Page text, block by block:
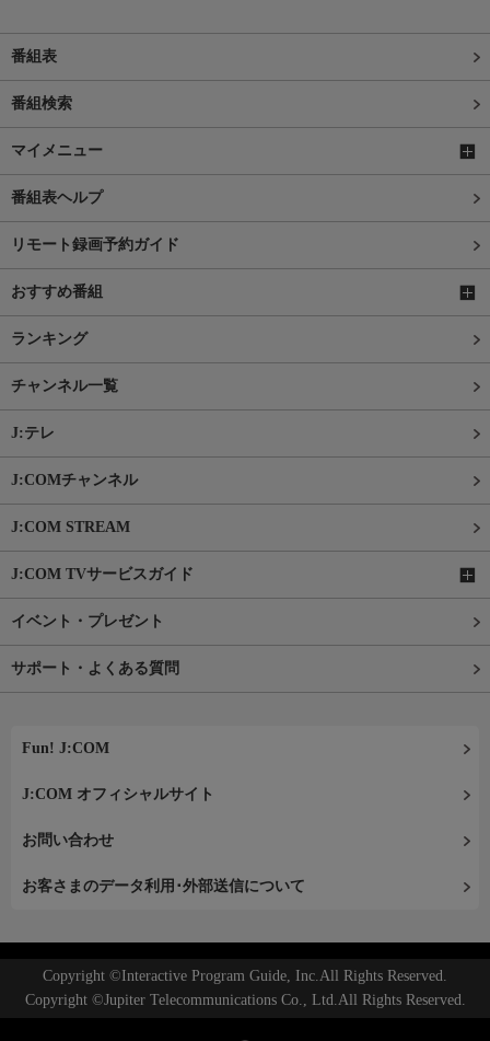
番組表
番組検索
マイメニュー
番組表ヘルプ
リモート録画予約ガイド
おすすめ番組
ランキング
チャンネル一覧
J:テレ
J:COMチャンネル
J:COM STREAM
J:COM TVサービスガイド
イベント・プレゼント
サポート・よくある質問
Fun! J:COM
J:COM オフィシャルサイト
お問い合わせ
お客さまのデータ利用･外部送信について
Copyright ©Interactive Program Guide, Inc.All Rights Reserved.
Copyright ©Jupiter Telecommunications Co., Ltd.All Rights Reserved.